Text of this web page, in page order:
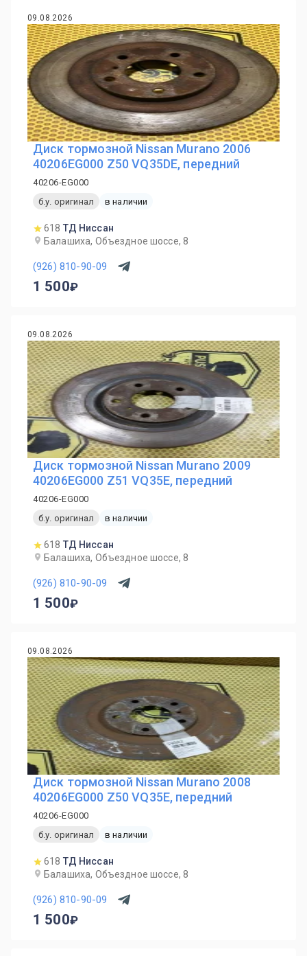
09.08.2026
Диск тормозной Nissan Murano 2006
40206EG000 Z50 VQ35DE, передний
40206-EG000
б.у. оригинал
в наличии
618 ТД Ниссан
Балашиха, Объездное шоссе, 8
(926) 810-90-09
1 500
09.08.2026
Диск тормозной Nissan Murano 2009
40206EG000 Z51 VQ35E, передний
40206-EG000
б.у. оригинал
в наличии
618 ТД Ниссан
Балашиха, Объездное шоссе, 8
(926) 810-90-09
1 500
09.08.2026
Диск тормозной Nissan Murano 2008
40206EG000 Z50 VQ35E, передний
40206-EG000
б.у. оригинал
в наличии
618 ТД Ниссан
Балашиха, Объездное шоссе, 8
(926) 810-90-09
1 500